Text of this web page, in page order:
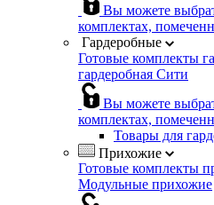
Вы можете
комплектах,
Гардеробные
Готовые комплекты
гардеробная Сити
Вы можете
комплектах,
Товары для
Прихожие
Готовые комплекты
Модульные прихожие